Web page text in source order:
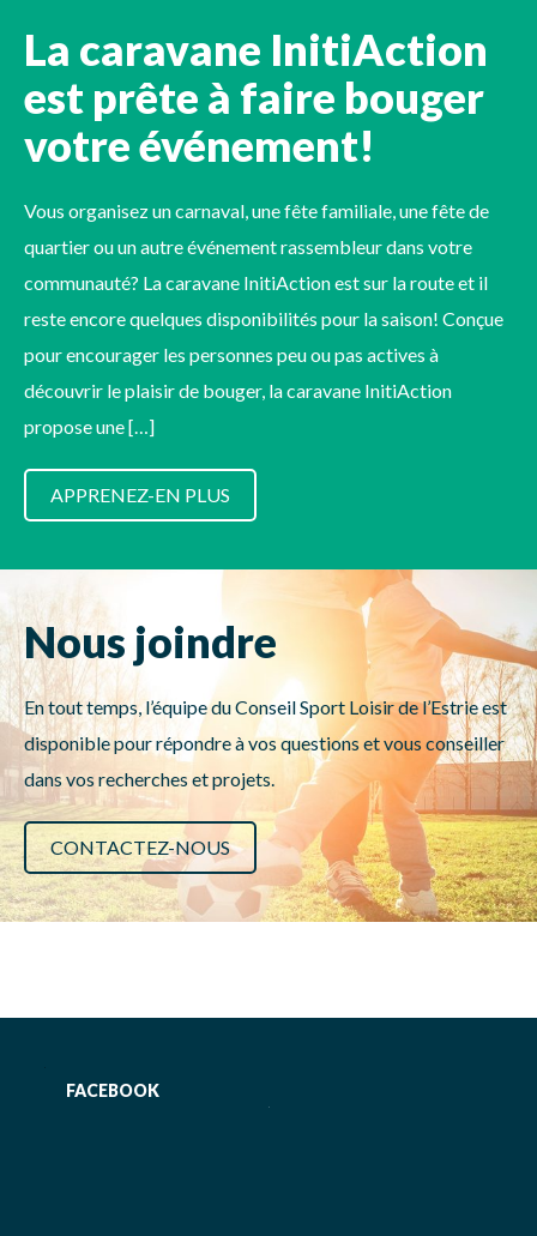
La caravane InitiAction
est prête à faire bouger
votre événement!
Vous organisez un carnaval, une fête familiale, une fête de
quartier ou un autre événement rassembleur dans votre
communauté? La caravane InitiAction est sur la route et il
reste encore quelques disponibilités pour la saison! Conçue
pour encourager les personnes peu ou pas actives à
découvrir le plaisir de bouger, la caravane InitiAction
propose une […]
APPRENEZ-EN PLUS
Nous joindre
En tout temps, l’équipe du Conseil Sport Loisir de l’Estrie est
disponible pour répondre à vos questions et vous conseiller
dans vos recherches et projets.
CONTACTEZ-NOUS
FACEBOOK